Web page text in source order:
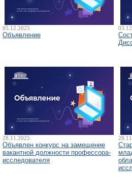
05.12.2025
Объявление
28.11.2025
Объявлен конкурс на замещение
вакантной должности профессора-
исследователя